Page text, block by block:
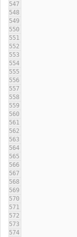
547
548
549
550
551
552
553
554
555
556
557
558
559
560
561
562
563
564
565
566
567
568
569
570
571
572
573
574